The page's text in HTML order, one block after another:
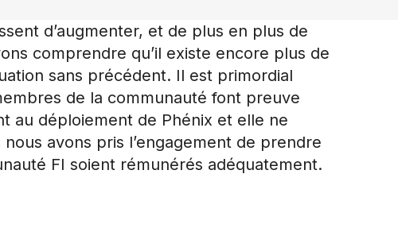
d’augmenter, et de plus en plus de
comprendre qu’il existe encore plus de
sans précédent. Il est primordial
de la communauté font preuve
au déploiement de Phénix et elle ne
avons pris l’engagement de prendre
FI soient rémunérés adéquatement.